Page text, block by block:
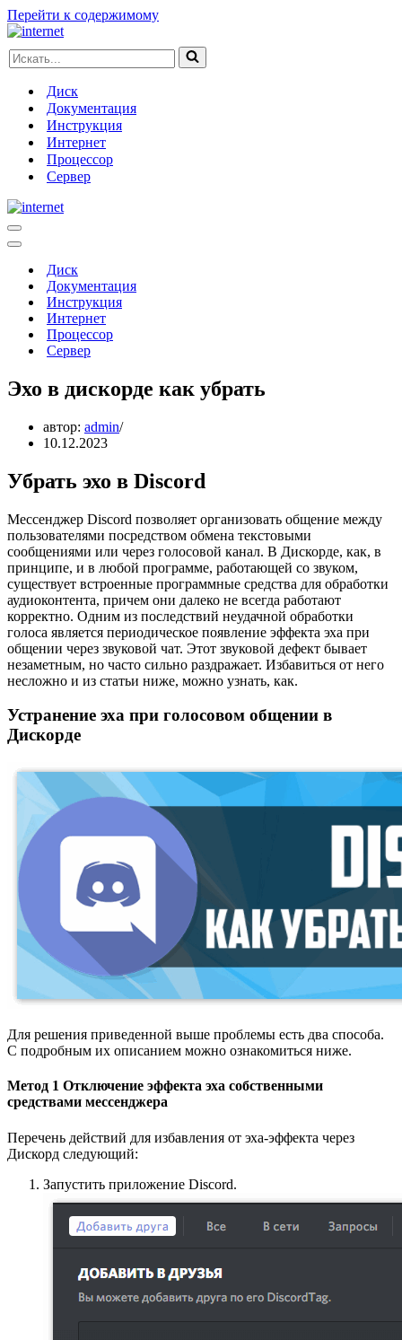
Перейти к содержимому
Искать...
Диск
Документация
Инструкция
Интернет
Процессор
Сервер
Меню
навигации
Меню
навигацииДиск
Документация
Инструкция
Интернет
Процессор
Сервер
Эхо в дискорде как убрать
автор: admin
10.12.2023
Убрать эхо в Discord
Мессенджер Discord позволяет организовать общение между
пользователями посредством обмена текстовыми
сообщениями или через голосовой канал. В Дискорде, как, в
принципе, и в любой программе, работающей со звуком,
существует встроенные программные средства для обработки
аудиоконтента, причем они далеко не всегда работают
корректно. Одним из последствий неудачной обработки
голоса является периодическое появление эффекта эха при
общении через звуковой чат. Этот звуковой дефект бывает
незаметным, но часто сильно раздражает. Избавиться от него
несложно и из статьи ниже, можно узнать, как.
Устранение эха при голосовом общении в
Дискорде
Для решения приведенной выше проблемы есть два способа.
С подробным их описанием можно ознакомиться ниже.
Метод 1 Отключение эффекта эха собственными
средствами мессенджера
Перечень действий для избавления от эха-эффекта через
Дискорд следующий:
Запустить приложение Discord.